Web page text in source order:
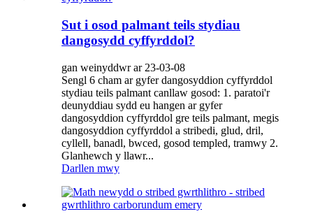
Sut i osod palmant teils stydiau
dangosydd cyffyrddol?
gan weinyddwr ar 23-03-08
Sengl 6 cham ar gyfer dangosyddion cyffyrddol
stydiau teils palmant canllaw gosod: 1. paratoi'r
deunyddiau sydd eu hangen ar gyfer
dangosyddion cyffyrddol gre teils palmant, megis
dangosyddion cyffyrddol a stribedi, glud, dril,
cyllell, banadl, bwced, gosod templed, tramwy 2.
Glanhewch y llawr...
Darllen mwy